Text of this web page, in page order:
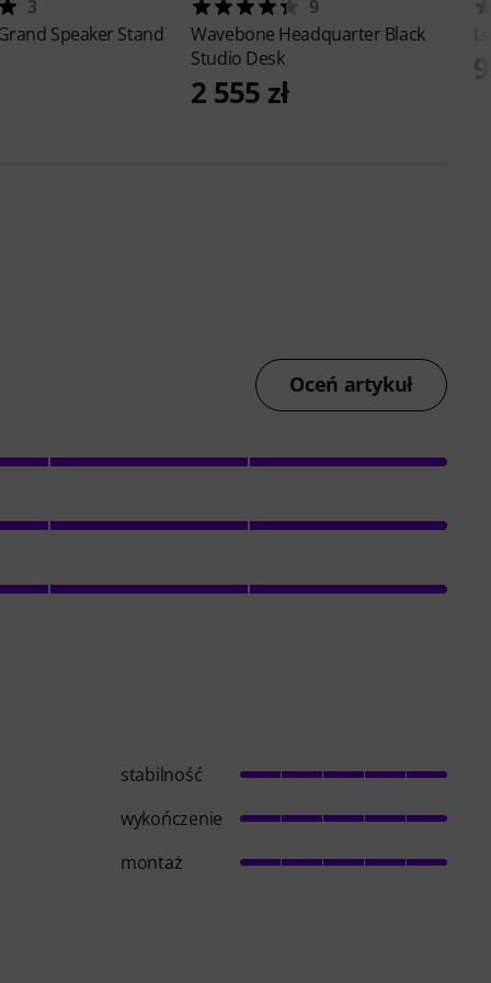
3
Speaker Stand
9
Wavebone Headquarter Black
Studio Desk
2 555 zł
Oceń artykuł
stabilność
wykończenie
montaż